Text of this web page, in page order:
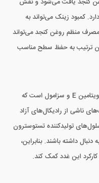
کمبود زینک می‌تواند به
منظم روغن کنجد می‌تواند
ترتیب به حفظ سطح مناسب
روغن کنجد سرشار از آنتی‌اکسیدان‌هایی مانند ویتامین E و سزامول است که
ناشی از رادیکال‌های آزاد
تولیدکننده تستوسترون
داشته باشند. بنابراین،
این غدد کمک کند.